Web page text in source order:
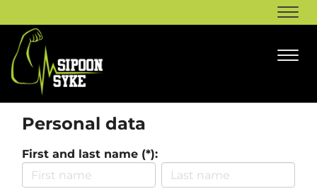
Personal data
First and last name (*):